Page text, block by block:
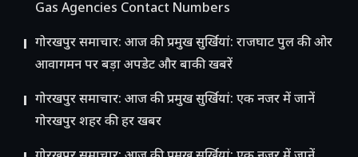
Gas Agencies Contact Numbers
गोरखपुर समाचार: आज की प्रमुख सुर्खियां: राजघाट पुल की ओर
आवागमन पर बड़ा अपडेट और बाकी खबरें
गोरखपुर समाचार: आज की प्रमुख सुर्खियां: एक नजर में जानें
गोरखपुर शहर की हर खबर